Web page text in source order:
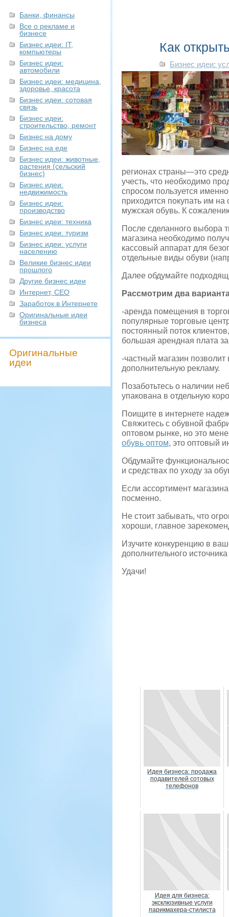
Банки, финансы
Все о рекламе и
бизнесе
Бизнес идеи: IT,
компьютеры
Бизнес идеи:
автомобили
Бизнес идеи: медицина,
здоровье, красота
Бизнес идеи: сотовая
связь
Бизнес идеи:
строительство, ремонт
Бизнес на дому
Бизнес на еде
Бизнес идеи: животные,
растения (сельский
бизнес)
Бизнес идеи:
недвижимость
Бизнес идеи:
производство
Бизнес идеи: техника
Бизнес идеи: туризм
Бизнес идеи: услуги
населению
Великие бизнес идеи
прошлого
Другие бизнес идеи
Интернет, СЕО
Заработок в Интернете
Оригинальные идеи
бизнеса
Оригинальные
идеи
Как
Бизнес идеи:
регионах страны—это
учесть, что необходимо
спросом пользуется именно
приходится покупать им
мужская обувь. К
После сделанного выбора
магазина необходимо
кассовый аппарат для
отдельные виды обуви
Далее обдумайте
Рассмотрим два
-аренда помещения в
популярные торговые
постоянный поток
большая арендная плата
-частный магазин
дополнительную рекламу.
Позаботьтесь о наличии
упакована в отдельную
Поищите в интернете
Свяжитесь с обувной
оптовом рынке, но это
обувь оптом, это оптовый
Обдумайте
и средствах по уходу за
Если ассортимент
посменно.
Не стоит забывать, что
хороши, главное
Изучите конкуренцию в
дополнительного
Удачи!
Идея бизнеса: продажа
подавителей сотовых
телефонов
Идея для бизнеса:
эксклюзивные услуги
парикмахера-стилиста